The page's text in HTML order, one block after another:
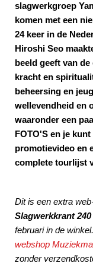
slagwerkgroep
komen met een
24 keer in de
Hiroshi Seo
beeld geeft van
kracht en
beheersing en
wellevendheid en
waaronder een
FOTO'S en je
promotievideo en
complete tourlijst
Dit is een extra
Slagwerkkrant 240
februari in de
webshop
zonder